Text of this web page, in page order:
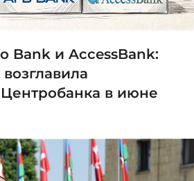
Bank и AccessBank:
в июне